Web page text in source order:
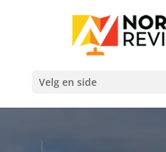
Velg en side